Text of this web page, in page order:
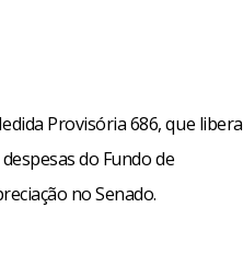
Provisória 686, que libera
do Fundo de
no Senado.